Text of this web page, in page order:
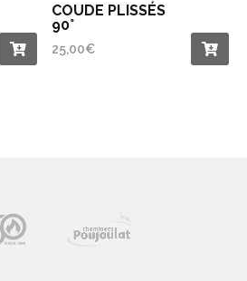
COUDE PLISSÉS
90°
25,00€